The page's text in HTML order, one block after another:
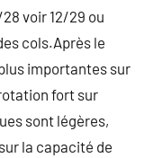
voir 12/29 ou
cols.Après le
importantes sur
fort sur
sont légères,
la capacité de